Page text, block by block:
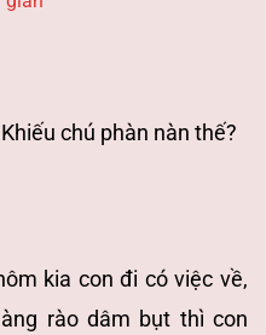
chú phàn nàn thế?
kia con đi có việc về,
rào dâm bụt thì con